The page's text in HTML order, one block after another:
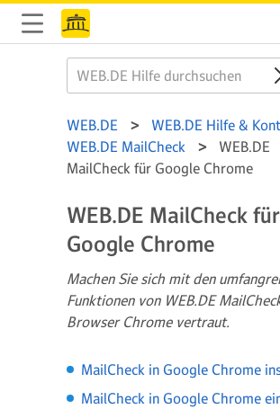
WEB.DE
WEB.DE Hilfe &
WEB.DE MailCheck
WEB.DE
MailCheck für Google Chrome
WEB.DE MailCheck für
Google Chrome
Machen Sie sich mit den
Funktionen von WEB.DE
Browser Chrome vertraut.
MailCheck in Google Chrome
MailCheck in Google Chrome